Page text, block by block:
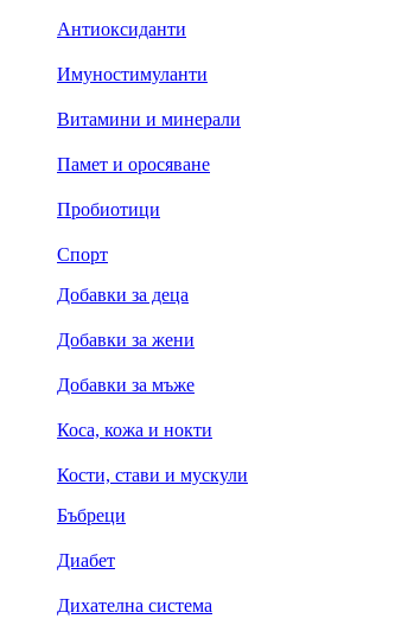
Антиоксиданти
Имуностимуланти
Витамини и минерали
Памет и оросяване
Пробиотици
Спорт
Добавки за деца
Добавки за жени
Добавки за мъже
Коса, кожа и нокти
Кости, стави и мускули
Бъбреци
Диабет
Дихателна система